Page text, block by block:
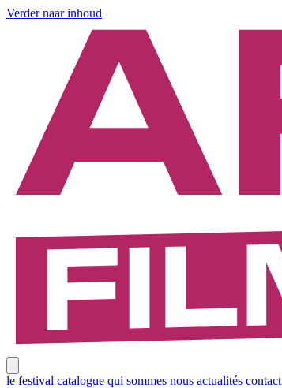
Verder naar inhoud
le festival catalogue qui sommes nous actualités contact